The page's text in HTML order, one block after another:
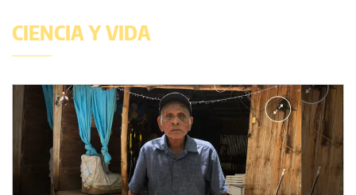
CIENCIA Y VIDA